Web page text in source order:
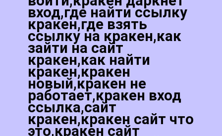
вход,где найти ссылку
кракен,где взять
ссылку на кракен,как
зайти на сайт
кракен,как найти
кракен,кракен
новый,кракен не
работает,кракен вход
ссылка,сайт
кракен,кракен сайт что
это,кракен сайт